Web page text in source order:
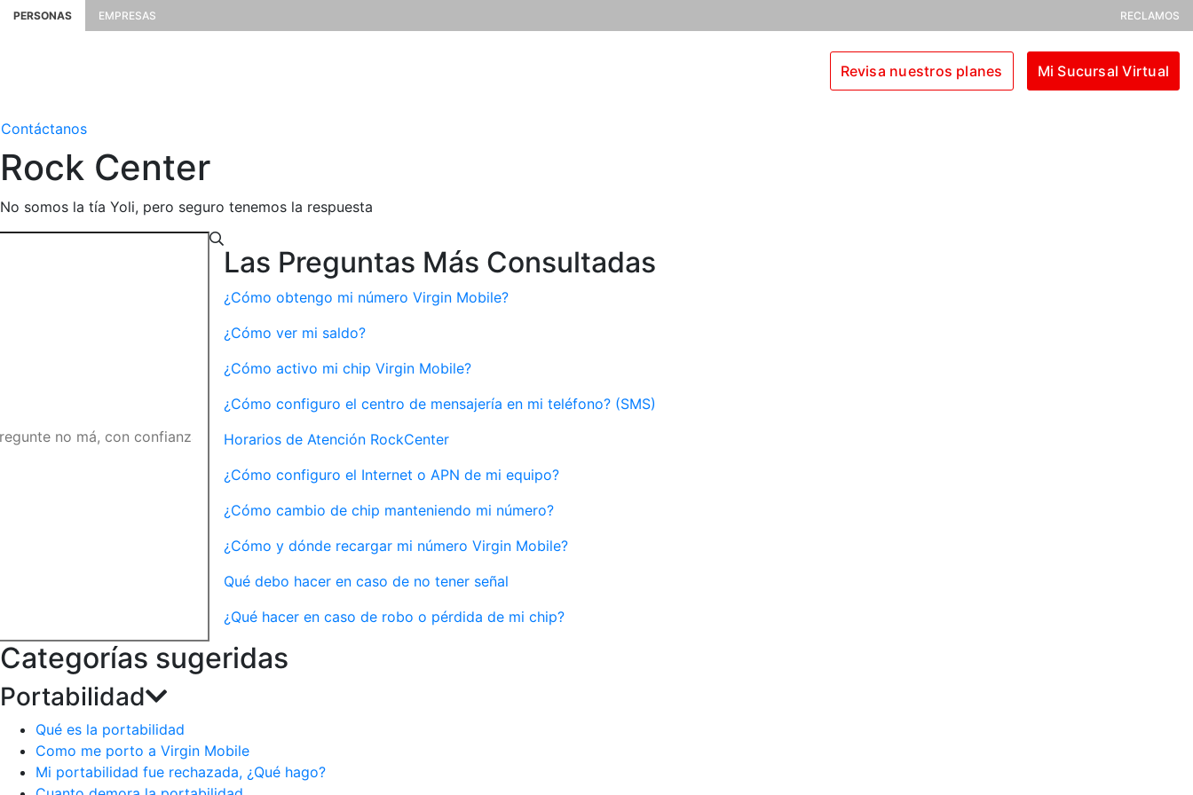
PERSONAS EMPRESAS RECLAMOS
Revisa nuestros planes Mi Sucursal Virtual
Contáctanos
Rock Center
No somos la tía Yoli, pero seguro tenemos la respuesta
Las Preguntas Más Consultadas
¿Cómo obtengo mi número Virgin Mobile?
¿Cómo ver mi saldo?
¿Cómo activo mi chip Virgin Mobile?
¿Cómo configuro el centro de mensajería en mi teléfono? (SMS)
Horarios de Atención RockCenter
¿Cómo configuro el Internet o APN de mi equipo?
¿Cómo cambio de chip manteniendo mi número?
¿Cómo y dónde recargar mi número Virgin Mobile?
Qué debo hacer en caso de no tener señal
¿Qué hacer en caso de robo o pérdida de mi chip?
Categorías sugeridas
Portabilidad
Qué es la portabilidad
Como me porto a Virgin Mobile
Mi portabilidad fue rechazada, ¿Qué hago?